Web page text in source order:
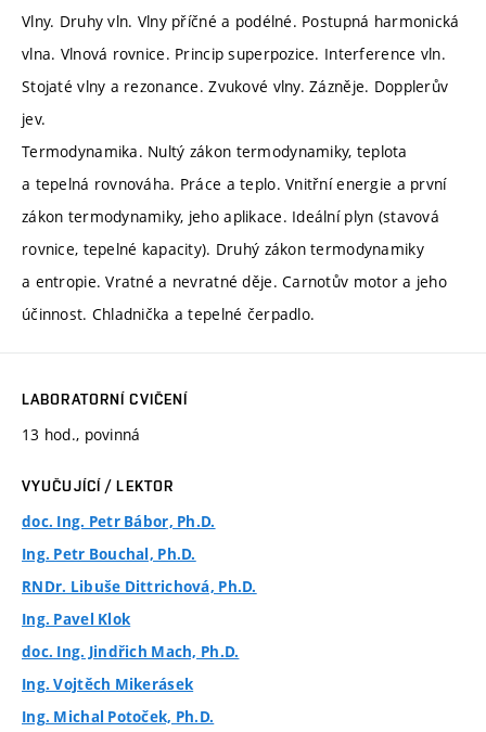
Vlny. Druhy vln. Vlny příčné a podélné. Postupná harmonická
vlna. Vlnová rovnice. Princip superpozice. Interference vln.
Stojaté vlny a rezonance. Zvukové vlny. Zázněje. Dopplerův
jev.
Termodynamika. Nultý zákon termodynamiky, teplota
a tepelná rovnováha. Práce a teplo. Vnitřní energie a první
zákon termodynamiky, jeho aplikace. Ideální plyn (stavová
rovnice, tepelné kapacity). Druhý zákon termodynamiky
a entropie. Vratné a nevratné děje. Carnotův motor a jeho
účinnost. Chladnička a tepelné čerpadlo.
LABORATORNÍ CVIČENÍ
13 hod., povinná
VYUČUJÍCÍ / LEKTOR
doc. Ing. Petr Bábor, Ph.D.
Ing. Petr Bouchal, Ph.D.
RNDr. Libuše Dittrichová, Ph.D.
Ing. Pavel Klok
doc. Ing. Jindřich Mach, Ph.D.
Ing. Vojtěch Mikerásek
Ing. Michal Potoček, Ph.D.